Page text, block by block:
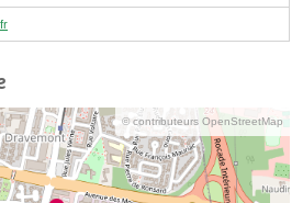
© contributeurs OpenStreetMap